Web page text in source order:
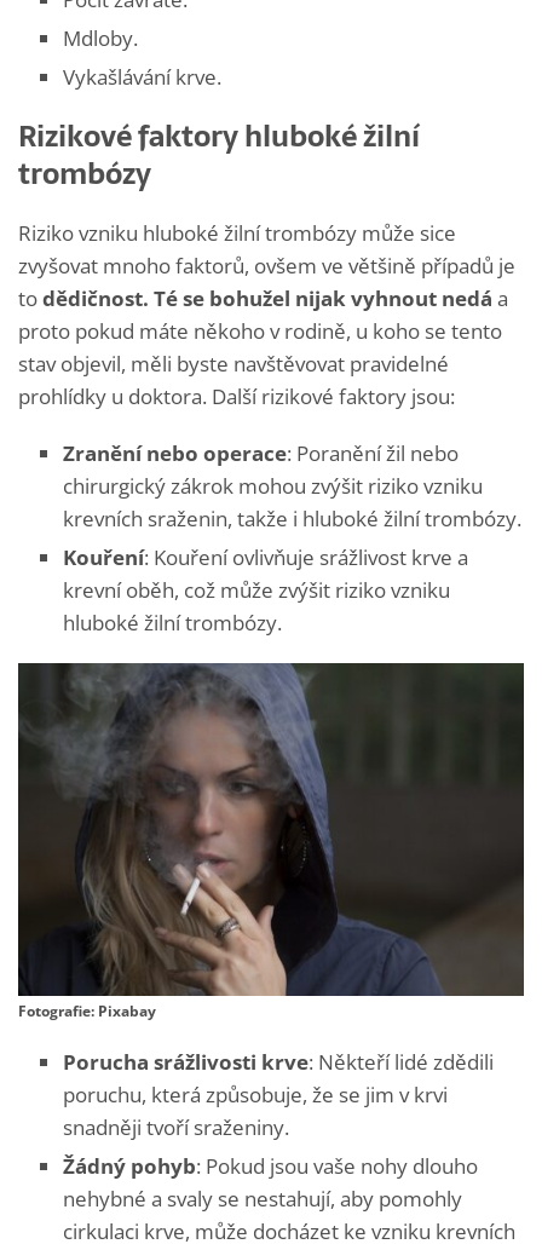
Mdloby.
Vykašlávání krve.
Rizikové faktory hluboké žilní
trombózy
Riziko vzniku hluboké žilní trombózy může sice
zvyšovat mnoho faktorů, ovšem ve většině případů je
todědičnost. Té se bohužel nijak vyhnout nedá a
proto pokud máte někoho v rodině, u koho se tento
stav objevil, měli byste navštěvovat pravidelné
prohlídky u doktora. Další rizikové faktory jsou:
Zranění nebo operace: Poranění žil nebo
chirurgický zákrok mohou zvýšit riziko vzniku
krevních sraženin, takže i hluboké žilní trombózy.
Kouření: Kouření ovlivňuje srážlivost krve a
krevní oběh, což může zvýšit riziko vzniku
hluboké žilní trombózy.
Fotografie: Pixabay
Porucha srážlivosti krve: Někteří lidé zdědili
poruchu, která způsobuje, že se jim v krvi
snadněji tvoří sraženiny.
Žádný pohyb: Pokud jsou vaše nohy dlouho
nehybné a svaly se nestahují, aby pomohly
cirkulaci krve, může docházet ke vzniku krevních